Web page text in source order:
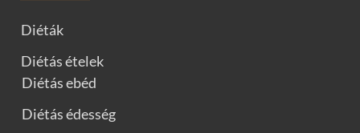
Diéták
Diétás ételek
Diétás ebéd
Diétás édesség